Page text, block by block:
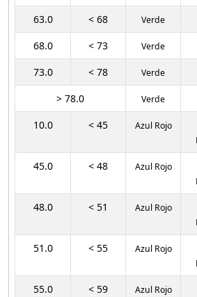
63.0
< 68 Verde
68.0
< 73 Verde
73.0
< 78 Verde
> 78.0
Verde
10.0
< 45 Azul Rojo
45.0 < 48 Azul Rojo
48.0 < 51 Azul Rojo
51.0 < 55 Azul Rojo
55.0 < 59 Azul Rojo